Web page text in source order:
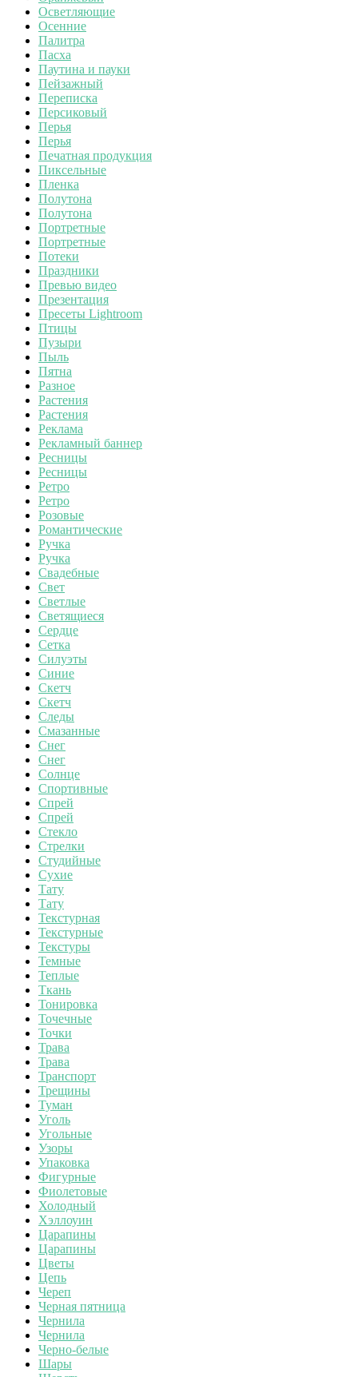
Осветляющие
Осенние
Палитра
Пасха
Паутина и пауки
Пейзажный
Переписка
Персиковый
Перья
Перья
Печатная продукция
Пиксельные
Пленка
Полутона
Полутона
Портретные
Портретные
Потеки
Праздники
Превью видео
Презентация
Пресеты Lightroom
Птицы
Пузыри
Пыль
Пятна
Разное
Растения
Растения
Реклама
Рекламный баннер
Ресницы
Ресницы
Ретро
Ретро
Розовые
Романтические
Ручка
Ручка
Свадебные
Свет
Светлые
Светящиеся
Сердце
Сетка
Силуэты
Синие
Скетч
Скетч
Следы
Смазанные
Снег
Снег
Солнце
Спортивные
Спрей
Спрей
Стекло
Стрелки
Студийные
Сухие
Тату
Тату
Текстурная
Текстурные
Текстуры
Темные
Теплые
Ткань
Тонировка
Точечные
Точки
Трава
Трава
Транспорт
Трещины
Туман
Уголь
Угольные
Узоры
Упаковка
Фигурные
Фиолетовые
Холодный
Хэллоуин
Царапины
Царапины
Цветы
Цепь
Череп
Черная пятница
Чернила
Чернила
Черно-белые
Шары